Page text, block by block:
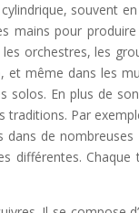
souvent
mains pour
orchestres, les
même dans les
En plus de
Par
de
différentes.